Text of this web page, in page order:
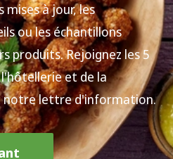
mises à jour, les
ou les échantillons
produits. Rejoignez les 5
et de la
notre lettre d'information.